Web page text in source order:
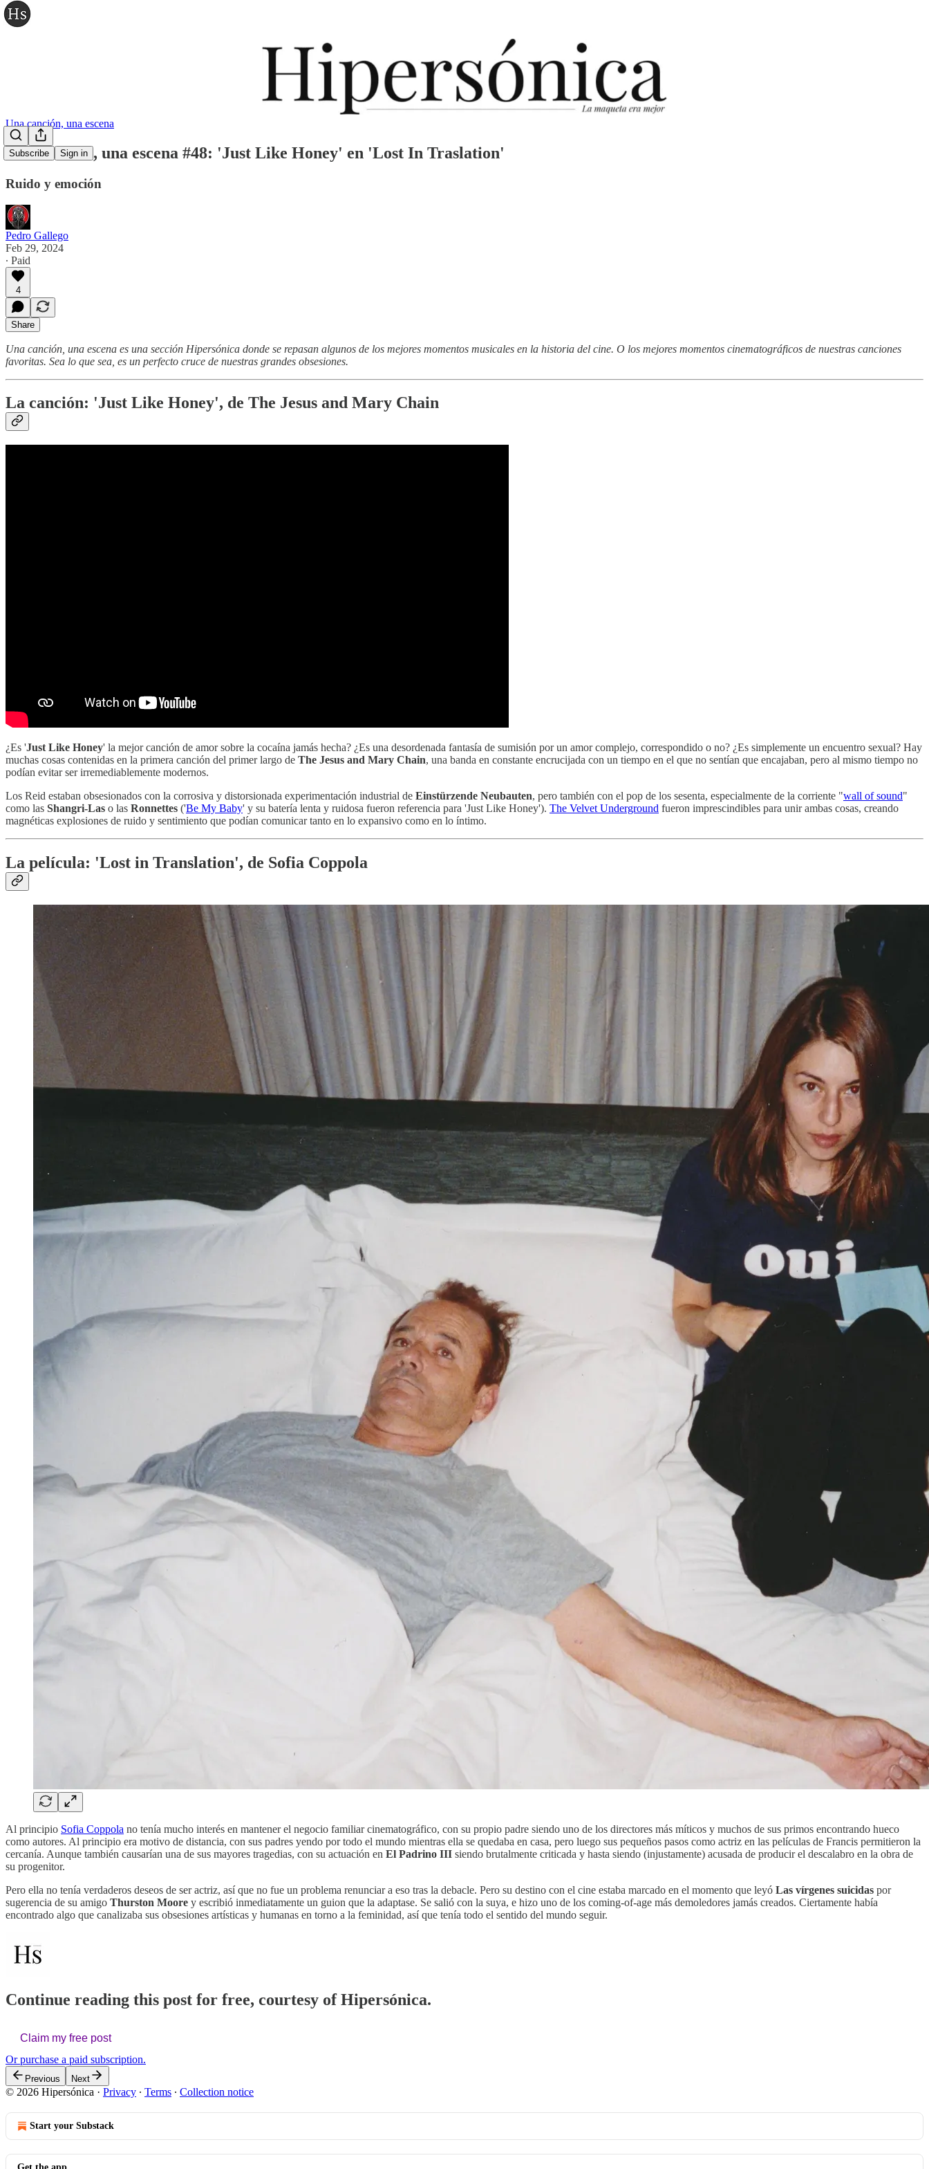
Subscribe Sign in
Una canción, una escena
Una canción, una escena #48: 'Just Like Honey' en 'Lost In Traslation'
Ruido y emoción
Pedro Gallego
Feb 29, 2024
∙ Paid
4
Share
Una canción, una escena es una sección Hipersónica donde se repasan algunos de los mejores momentos musicales en la historia del cine. O los mejores momentos cinematográficos de nuestras canciones
favoritas. Sea lo que sea, es un perfecto cruce de nuestras grandes obsesiones.
La canción: 'Just Like Honey', de The Jesus and Mary Chain
¿Es 'Just Like Honey' la mejor canción de amor sobre la cocaína jamás hecha? ¿Es una desordenada fantasía de sumisión por un amor complejo, correspondido o no? ¿Es simplemente un encuentro sexual? Hay
muchas cosas contenidas en la primera canción del primer largo de The Jesus and Mary Chain, una banda en constante encrucijada con un tiempo en el que no sentían que encajaban, pero al mismo tiempo no
podían evitar ser irremediablemente modernos.
Los Reid estaban obsesionados con la corrosiva y distorsionada experimentación industrial de Einstürzende Neubauten, pero también con el pop de los sesenta, especialmente de la corriente "wall of sound"
como las Shangri-Las o las Ronnettes ('Be My Baby' y su batería lenta y ruidosa fueron referencia para 'Just Like Honey'). The Velvet Underground fueron imprescindibles para unir ambas cosas, creando
magnéticas explosiones de ruido y sentimiento que podían comunicar tanto en lo expansivo como en lo íntimo.
La película: 'Lost in Translation', de Sofia Coppola
Al principio Sofia Coppola no tenía mucho interés en mantener el negocio familiar cinematográfico, con su propio padre siendo uno de los directores más míticos y muchos de sus primos encontrando hueco
como autores. Al principio era motivo de distancia, con sus padres yendo por todo el mundo mientras ella se quedaba en casa, pero luego sus pequeños pasos como actriz en las películas de Francis permitieron la
cercanía. Aunque también causarían una de sus mayores tragedias, con su actuación en El Padrino III siendo brutalmente criticada y hasta siendo (injustamente) acusada de producir el descalabro en la obra de
su progenitor.
Pero ella no tenía verdaderos deseos de ser actriz, así que no fue un problema renunciar a eso tras la debacle. Pero su destino con el cine estaba marcado en el momento que leyó Las vírgenes suicidas por
sugerencia de su amigo Thurston Moore y escribió inmediatamente un guion que la adaptase. Se salió con la suya, e hizo uno de los coming-of-age más demoledores jamás creados. Ciertamente había
encontrado algo que canalizaba sus obsesiones artísticas y humanas en torno a la feminidad, así que tenía todo el sentido del mundo seguir.
Continue reading this post for free, courtesy of Hipersónica.
Claim my free post
Or purchase a paid subscription.
Previous Next
© 2026 Hipersónica · Privacy ∙ Terms ∙ Collection notice
Start your Substack